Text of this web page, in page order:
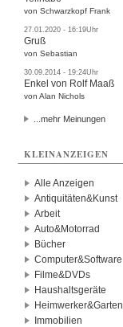
von Schwarzkopf Frank
27.01.2020 - 16:19Uhr
Gruß
von Sebastian
30.09.2014 - 19:24Uhr
Enkel von Rolf Maaß
von Alan Nichols
...mehr Meinungen
KLEINANZEIGEN
Alle Anzeigen
Antiquitäten&Kunst
Arbeit
Auto&Motorrad
Bücher
Computer&Software
Filme&DVDs
Haushaltsgeräte
Heimwerker&Garten
Immobilien